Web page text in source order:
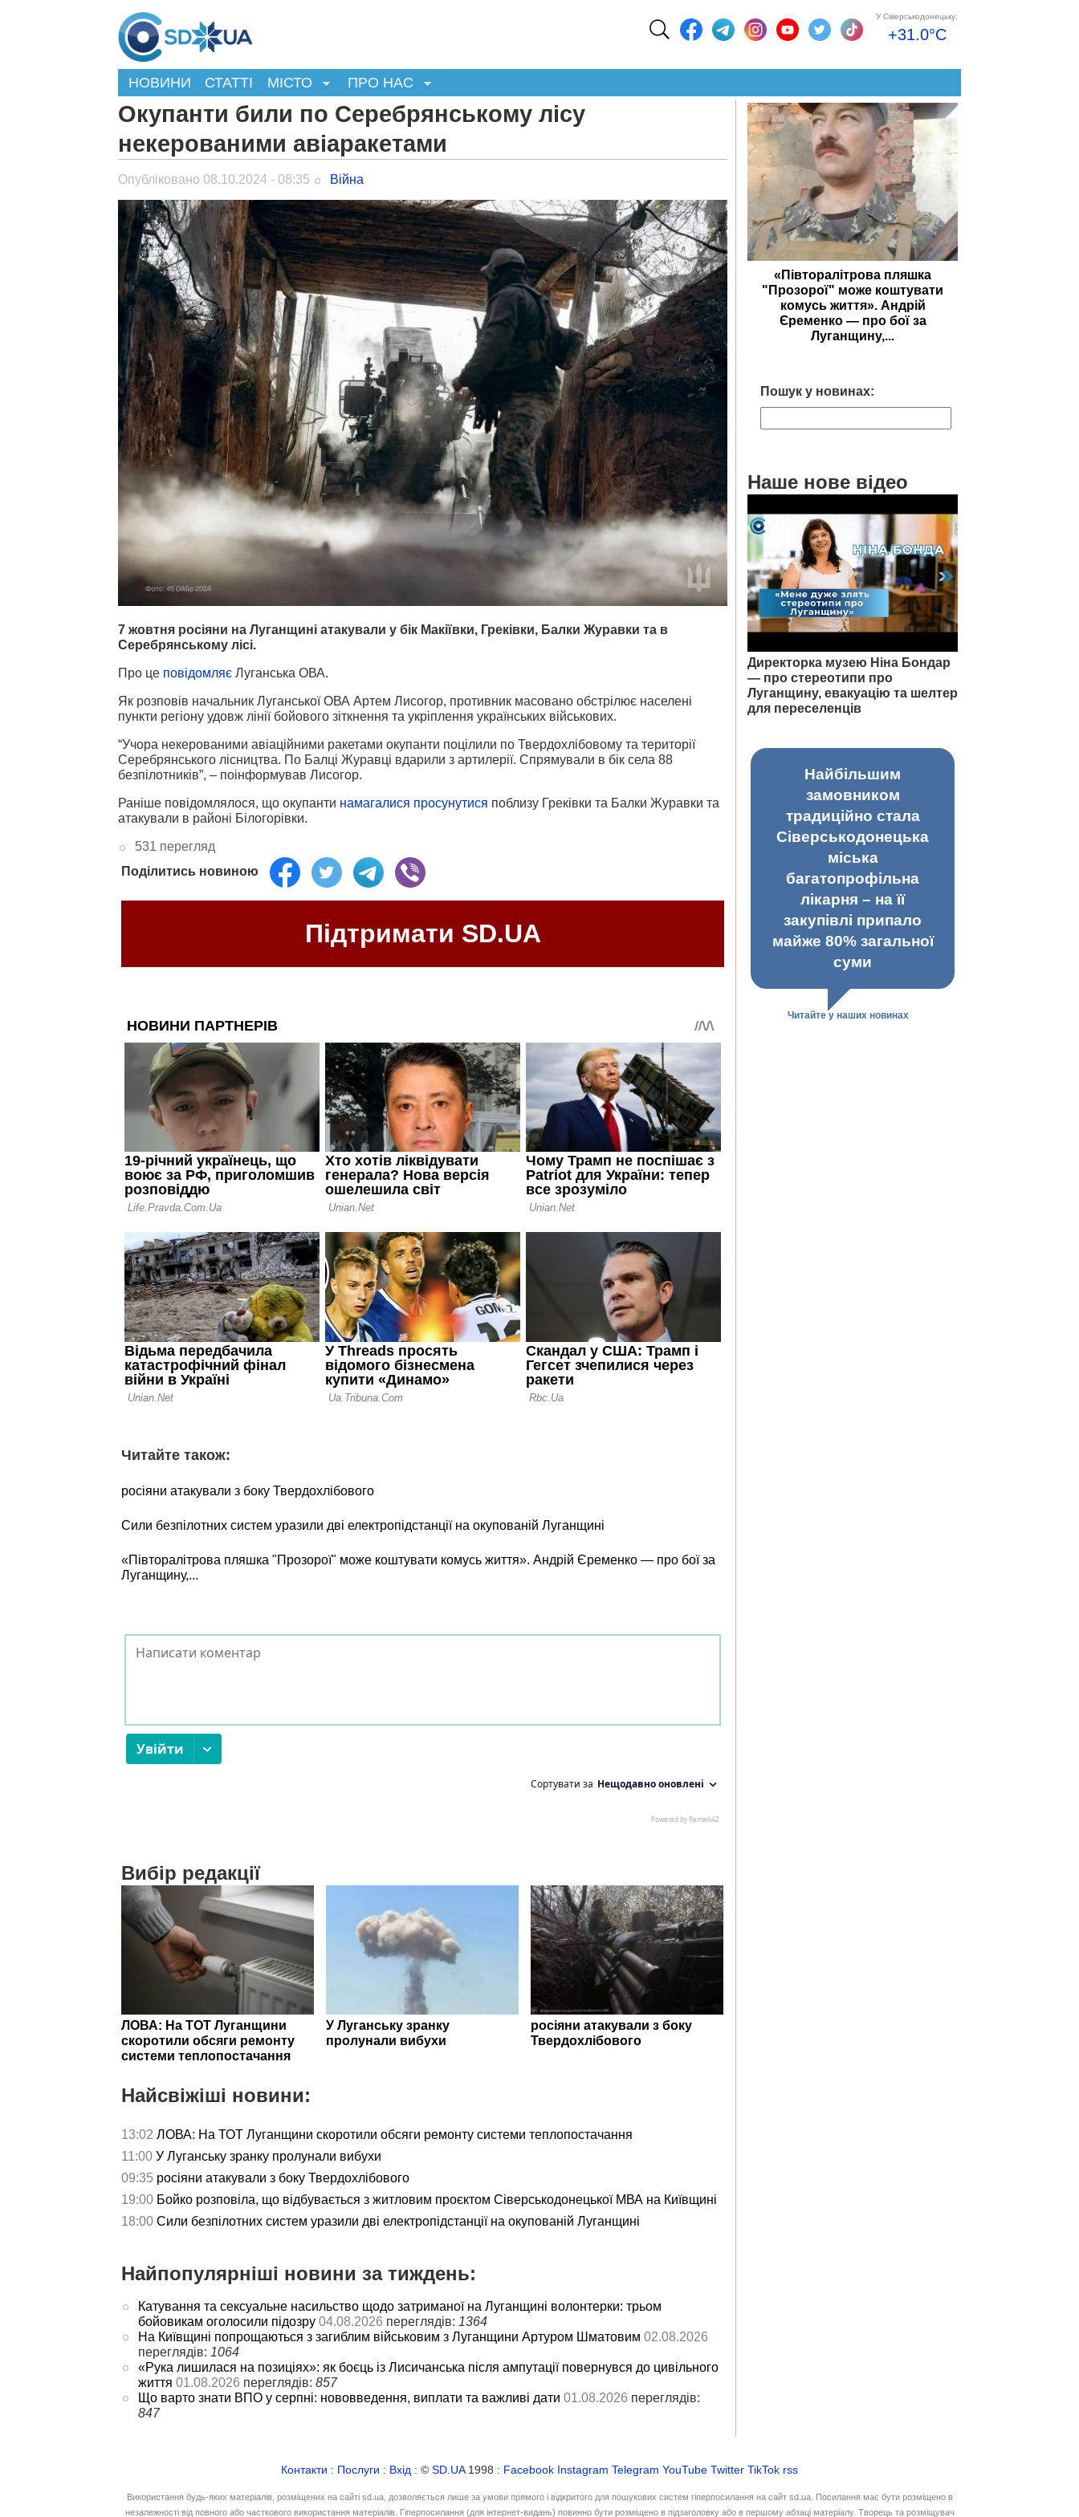
У Сіверськодонецьку:
+31.0°C
НОВИНИ СТАТТІ МІСТО ПРО НАС
Окупанти били по Серебрянському лісу
некерованими авіаракетами
Опубліковано 08.10.2024 - 08:35 Війна
7 жовтня росіяни на Луганщині атакували у бік Макіївки, Греківки, Балки Журавки та в
Серебрянському лісі.
Про це повідомляє Луганська ОВА.
Як розповів начальник Луганської ОВА Артем Лисогор, противник масовано обстрілює населені
пункти регіону удовж лінії бойового зіткнення та укріплення українських військових.
“Учора некерованими авіаційними ракетами окупанти поцілили по Твердохлібовому та території
Серебрянського лісництва. По Балці Журавці вдарили з артилерії. Спрямували в бік села 88
безпілотників”, – поінформував Лисогор.
Раніше повідомлялося, що окупанти намагалися просунутися поблизу Греківки та Балки Журавки та
атакували в районі Білогорівки.
531 перегляд
Поділитись новиною
Підтримати SD.UA
Читайте також:
росіяни атакували з боку Твердохлібового
Сили безпілотних систем уразили дві електропідстанції на окупованій Луганщині
«Півторалітрова пляшка "Прозорої" може коштувати комусь життя». Андрій Єременко — про бої за
Луганщину,...
Вибір редакції
ЛОВА: На ТОТ Луганщини
скоротили обсяги ремонту
системи теплопостачання
У Луганську зранку
пролунали вибухи
росіяни атакували з боку
Твердохлібового
Найсвіжіші новини:
13:02 ЛОВА: На ТОТ Луганщини скоротили обсяги ремонту системи теплопостачання
11:00 У Луганську зранку пролунали вибухи
09:35 росіяни атакували з боку Твердохлібового
19:00 Бойко розповіла, що відбувається з житловим проєктом Сіверськодонецької МВА на Київщині
18:00 Сили безпілотних систем уразили дві електропідстанції на окупованій Луганщині
Найпопулярніші новини за тиждень:
Катування та сексуальне насильство щодо затриманої на Луганщині волонтерки: трьом
бойовикам оголосили підозру 04.08.2026 переглядів: 1364
На Київщині попрощаються з загиблим військовим з Луганщини Артуром Шматовим 02.08.2026
переглядів: 1064
«Рука лишилася на позиціях»: як боєць із Лисичанська після ампутації повернувся до цивільного
життя 01.08.2026 переглядів: 857
Що варто знати ВПО у серпні: нововведення, виплати та важливі дати 01.08.2026 переглядів:
847
«Півторалітрова пляшка
"Прозорої" може коштувати
комусь життя». Андрій
Єременко — про бої за
Луганщину,...
Пошук у новинах:
Наше нове відео
Директорка музею Ніна Бондар
— про стереотипи про
Луганщину, евакуацію та шелтер
для переселенців
Найбільшим
замовником
традиційно стала
Сіверськодонецька
міська
багатопрофільна
лікарня – на її
закупівлі припало
майже 80% загальної
суми
Читайте у наших новинах
Контакти : Послуги : Вхід : © SD.UA1998 : Facebook Instagram Telegram YouTube Twitter TikTok rss
Використання будь-яких матеріалів, розміщених на сайті sd.ua, дозволяється лише за умови прямого і відкритого для пошукових систем гіперпосилання на сайт sd.ua. Посилання має бути розміщено в
незалежності від повного або часткового використання матеріалів. Гіперпосилання (для інтернет-видань) повинно бути розміщено в підзаголовку або в першому абзаці матеріалу. Творець та розміщувач